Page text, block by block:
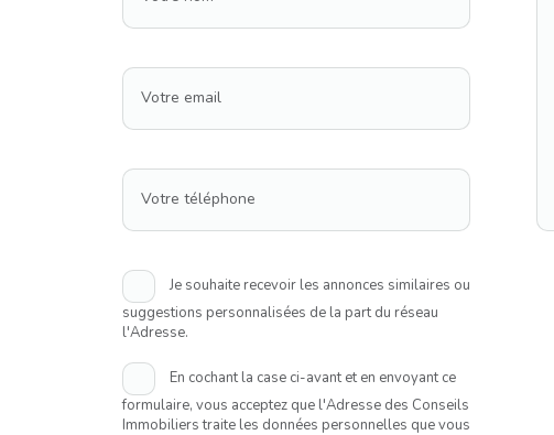
Votre email
Votre téléphone
Je souhaite recevoir les annonces similaires ou
suggestions personnalisées de la part du réseau
l'Adresse.
En cochant la case ci-avant et en envoyant ce
formulaire, vous acceptez que l'Adresse des Conseils
Immobiliers traite les données personnelles que vous